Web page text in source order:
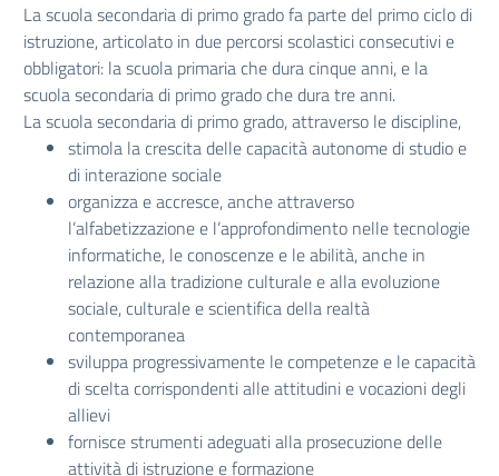
La scuola secondaria di primo grado fa parte del primo ciclo di
istruzione, articolato in due percorsi scolastici consecutivi e
obbligatori: la scuola primaria che dura cinque anni, e la
scuola secondaria di primo grado che dura tre anni.
La scuola secondaria di primo grado, attraverso le discipline,
stimola la crescita delle capacità autonome di studio e
di interazione sociale
organizza e accresce, anche attraverso
l’alfabetizzazione e l’approfondimento nelle tecnologie
informatiche, le conoscenze e le abilità, anche in
relazione alla tradizione culturale e alla evoluzione
sociale, culturale e scientifica della realtà
contemporanea
sviluppa progressivamente le competenze e le capacità
di scelta corrispondenti alle attitudini e vocazioni degli
allievi
fornisce strumenti adeguati alla prosecuzione delle
attività di istruzione e formazione